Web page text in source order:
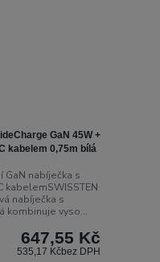
GaN 45W +
kabelem 0,75m bílá
GaN nabíječka s
kabelemSWISSTEN
nabíječka s
kombinuje vyso...
647,55 Kč
535,17 Kčbez DPH